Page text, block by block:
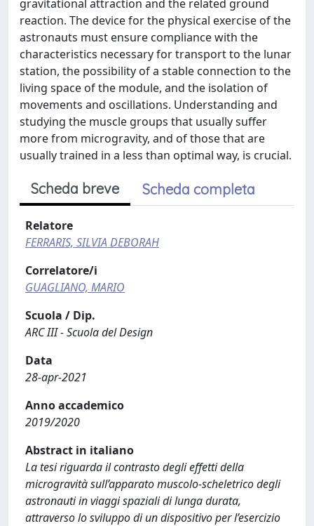
gravitational attraction and the related ground
reaction. The device for the physical exercise of the
astronauts must ensure compliance with the
characteristics necessary for transport to the lunar
station, the possibility of a stable connection to the
living space of the module, and the isolation of
movements and oscillations. Understanding and
studying the muscle groups that usually suffer
more from microgravity, and of those that are
usually trained in a less than optimal way, is crucial.
Scheda breve Scheda completa
Relatore
FERRARIS, SILVIA DEBORAH
Correlatore/i
GUAGLIANO, MARIO
Scuola / Dip.
ARC III - Scuola del Design
Data
28-apr-2021
Anno accademico
2019/2020
Abstract in italiano
La tesi riguarda il contrasto degli effetti della
microgravità sull’apparato muscolo-scheletrico degli
astronauti in viaggi spaziali di lunga durata,
attraverso lo sviluppo di un dispositivo per l’esercizio